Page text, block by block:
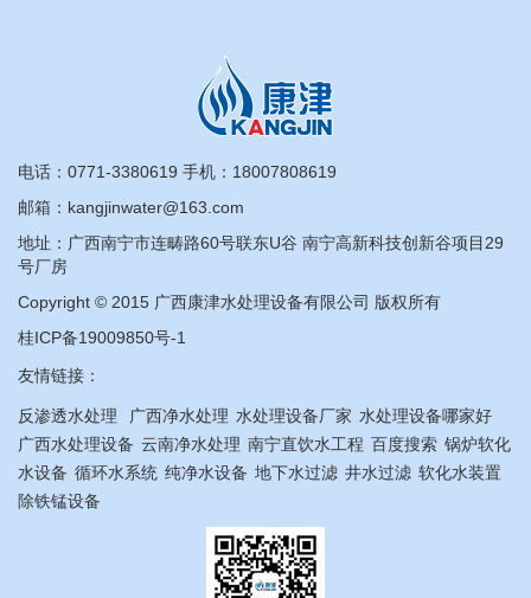
电话： 0771-3380619 手机： 18007808619
邮箱：kangjinwater@163.com
地址：广西南宁市连畴路60号联东U谷 南宁高新科技创新谷项目29
号厂房
Copyright © 2015 广西康津水处理设备有限公司 版权所有
桂ICP备19009850号-1
友情链接：
反渗透水处理 广西净水处理 水处理设备厂家 水处理设备哪家好
广西水处理设备 云南净水处理 南宁直饮水工程 百度搜索 锅炉软化
水设备 循环水系统 纯净水设备 地下水过滤 井水过滤 软化水装置
除铁锰设备